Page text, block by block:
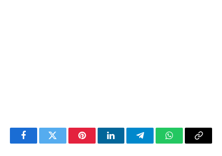
FacebookTwitter PinterestLinkedInTelegramWhatsApp
Copy